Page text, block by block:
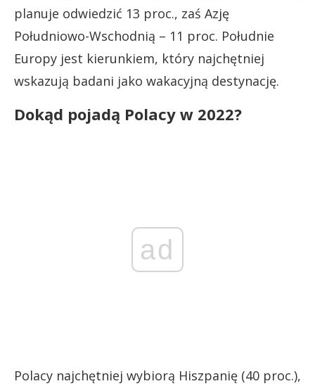
planuje odwiedzić 13 proc., zaś Azję
Południowo-Wschodnią – 11 proc. Południe
Europy jest kierunkiem, który najchętniej
wskazują badani jako wakacyjną destynację.
Dokąd pojadą Polacy w 2022?
ad
Polacy najchętniej wybiorą Hiszpanię (40 proc.),